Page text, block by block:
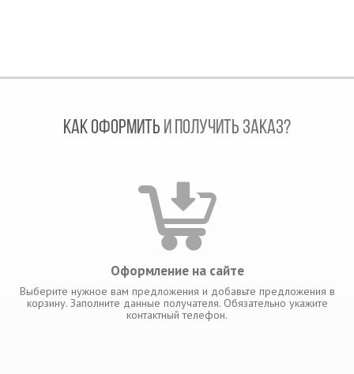
КАК ОФОРМИТЬ И ПОЛУЧИТЬ ЗАКАЗ?
Оформление на сайте
Выберите нужное вам предложения и добавьте предложения в
корзину. Заполните данные получателя. Обязательно укажите
контактный телефон.